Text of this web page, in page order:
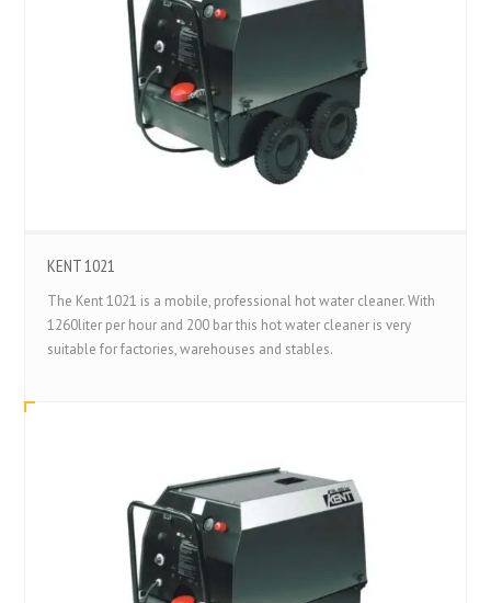
KENT 1021
The Kent 1021 is a mobile, professional hot water cleaner. With
1260liter per hour and 200 bar this hot water cleaner is very
suitable for factories, warehouses and stables.